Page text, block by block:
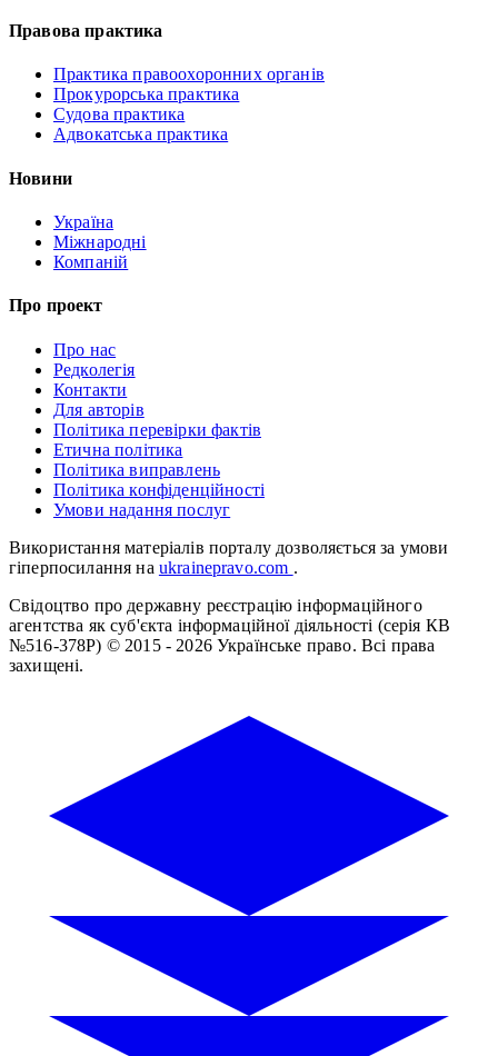
Правова практика
Практика правоохоронних органів
Прокурорська практика
Судова практика
Адвокатська практика
Новини
Україна
Міжнародні
Компаній
Про проект
Про нас
Редколегія
Контакти
Для авторів
Політика перевірки фактів
Етична політика
Політика виправлень
Політика конфіденційності
Умови надання послуг
Використання матеріалів порталу дозволяється за умови
гіперпосилання на ukrainepravo.com .
Свідоцтво про державну реєстрацію інформаційного
агентства як суб'єкта інформаційної діяльності (серія КВ
№516-378Р) © 2015 - 2026 Українське право. Всі права
захищені.